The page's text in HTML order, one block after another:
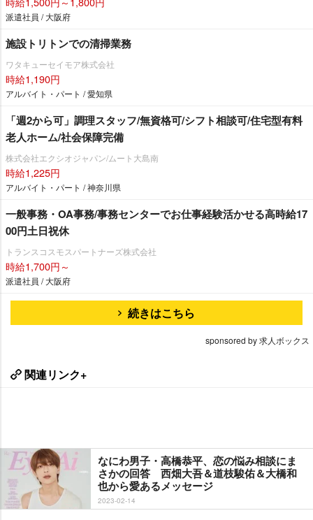
派遣社員 / 大阪府
施設トリトンでの清掃業務
ワタキューセイモア株式会社
時給1,190円
アルバイト・パート / 愛知県
「週2から可」調理スタッフ/無資格可/シフト相談可/住宅型有料
老人ホーム/社会保障完備
株式会社エクシオジャパン/ムート大島南
時給1,225円
アルバイト・パート / 神奈川県
一般事務・OA事務/事務センターでお仕事経験活かせる高時給17
00円土日祝休
トランスコスモスパートナーズ株式会社
時給1,700円～
派遣社員 / 大阪府
続きはこちら
sponsored by 求人ボックス
関連リンク+
なにわ男子・高橋恭平、恋の悩み相談にま
さかの回答 西畑大吾＆道枝駿佑＆大橋和
也から愛あるメッセージ
2023-02-14